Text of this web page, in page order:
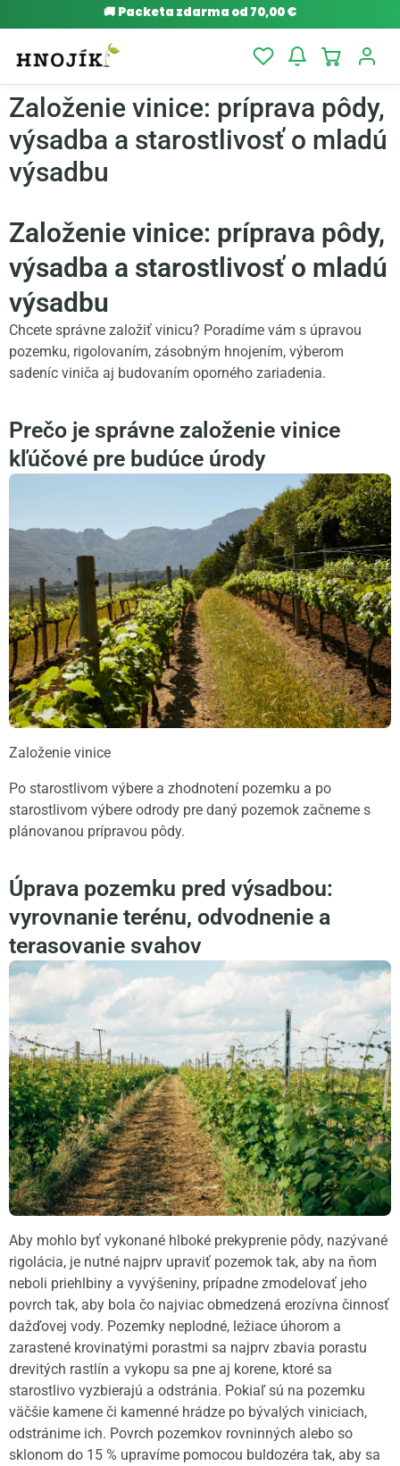
🚚 Packeta zdarma od 70,00 €
Založenie vinice: príprava pôdy,
výsadba a starostlivosť o mladú
výsadbu
Založenie vinice: príprava pôdy,
výsadba a starostlivosť o mladú
výsadbu
Chcete správne založiť vinicu? Poradíme vám s úpravou
pozemku, rigolovaním, zásobným hnojením, výberom
sadeníc viniča aj budovaním oporného zariadenia.
Prečo je správne založenie vinice
kľúčové pre budúce úrody
Založenie vinice
Po starostlivom výbere a zhodnotení pozemku a po
starostlivom výbere odrody pre daný pozemok začneme s
plánovanou prípravou pôdy.
Úprava pozemku pred výsadbou:
vyrovnanie terénu, odvodnenie a
terasovanie svahov
Aby mohlo byť vykonané hlboké prekyprenie pôdy, nazývané
rigolácia, je nutné najprv upraviť pozemok tak, aby na ňom
neboli priehlbiny a vyvýšeniny, prípadne zmodelovať jeho
povrch tak, aby bola čo najviac obmedzená erozívna činnosť
dažďovej vody. Pozemky neplodné, ležiace úhorom a
zarastené krovinatými porastmi sa najprv zbavia porastu
drevitých rastlín a vykopu sa pne aj korene, ktoré sa
starostlivo vyzbierajú a odstránia. Pokiaľ sú na pozemku
väčšie kamene či kamenné hrádze po bývalých viniciach,
odstránime ich. Povrch pozemkov rovninných alebo so
sklonom do 15 % upravíme pomocou buldozéra tak, aby sa